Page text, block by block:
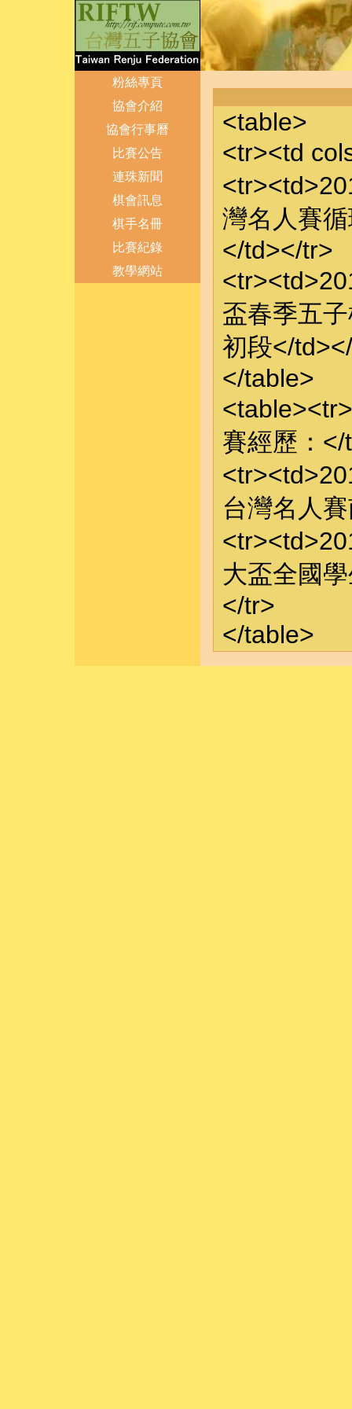
粉絲專頁
協會介紹
協會行事曆
比賽公告
連珠新聞
棋會訊息
棋手名冊
比賽紀錄
教學網站
<table>
<tr><td
灣名人賽
</td></tr>
盃春季五
初段</
</table>
賽經歷：
台灣名人
大盃全國
</tr>
</table>